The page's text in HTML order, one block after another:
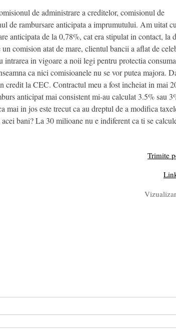
de administrare a creditelor, comisionul de
de rambursare anticipata a imprumutului. Am uitat
anticipata de la 0,78%, cat era stipulat in contact, la
comision atat de mare, clientul bancii a aflat de
intrarea in vigoare a noii legi pentru protectia
ca nici comisioanele nu se vor putea majora.
credit la CEC. Contractul meu a fost incheiat in mai
anticipat mai consistent mi-au calculat 3.5% sau
mai in jos este trecut ca au dreptul de a modifica
bani? La 30 milioane nu e indiferent ca ti se
Trimite